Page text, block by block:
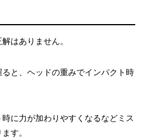
はありません。
と、ヘッドの重みでインパクト時
に力が加わりやすくなるなどミス
す。